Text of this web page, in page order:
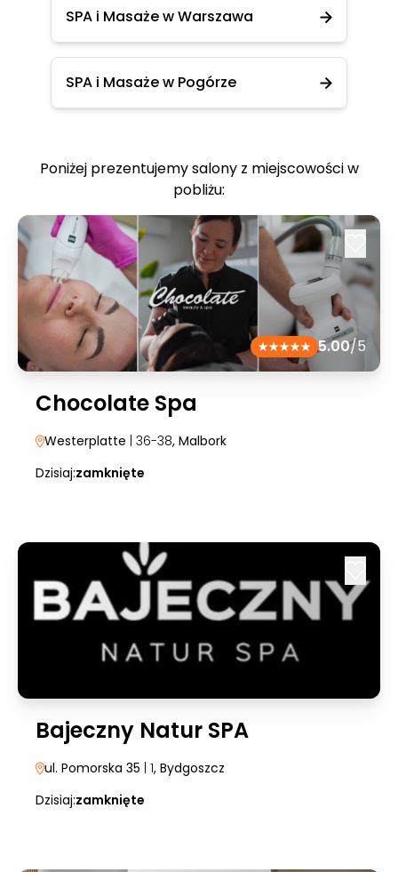
SPA i Masaże w Warszawa
SPA i Masaże w Pogórze
Poniżej prezentujemy salony z miejscowości w
pobliżu:
5.00/5
Chocolate Spa
Westerplatte | 36-38, Malbork
Dzisiaj:zamknięte
Bajeczny Natur SPA
ul. Pomorska 35 | 1, Bydgoszcz
Dzisiaj:zamknięte